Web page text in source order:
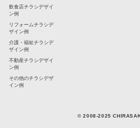
飲食店チラシデザイ
ン例
リフォームチラシデ
ザイン例
介護・福祉チラシデ
ザイン例
不動産チラシデザイ
ン例
その他のチラシデザ
イン例
© 2008-2025